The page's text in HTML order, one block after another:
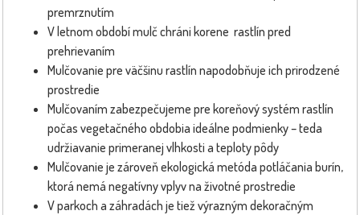
premrznutím
V letnom období mulč chráni korene rastlín pred
prehrievaním
Mulčovanie pre väčšinu rastlín napodobňuje ich prirodzené
prostredie
Mulčovaním zabezpečujeme pre koreňový systém rastlín
počas vegetačného obdobia ideálne podmienky – teda
udržiavanie primeranej vlhkosti a teploty pôdy
Mulčovanie je zároveň ekologická metóda potláčania burín,
ktorá nemá negatívny vplyv na životné prostredie
V parkoch a záhradách je tiež výrazným dekoračným